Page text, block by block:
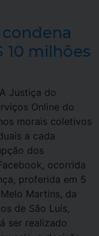
10 milhões
Justiça do
Online do
morais coletivos
a cada
dos
ocorrida
proferida em 5
Martins, da
de São Luís,
ser realizado